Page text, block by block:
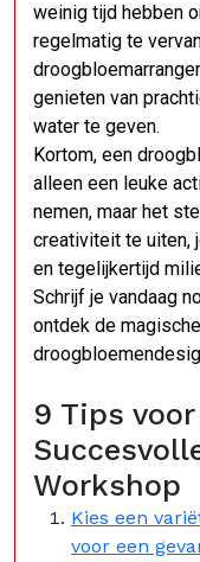
weinig tijd hebben
regelmatig te
genieten van
water te geven.
Kortom, een
alleen een leuke
nemen, maar het
creativiteit te uiten,
en tegelijkertijd
Schrijf je vandaag
ontdek de
9 Tips voor
Workshop
Kies een
voor een